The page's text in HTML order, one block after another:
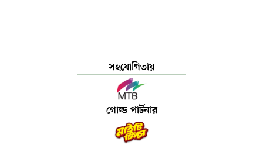
সহযোগিতায়
গোল্ড পার্টনার